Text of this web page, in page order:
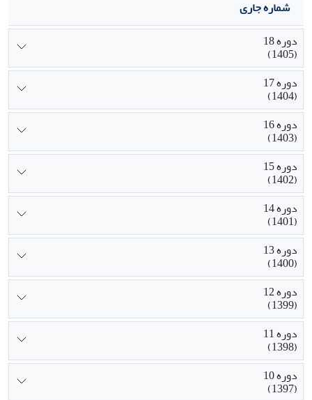
شماره جاری
دوره 18
(1405)
دوره 17
(1404)
دوره 16
(1403)
دوره 15
(1402)
دوره 14
(1401)
دوره 13
(1400)
دوره 12
(1399)
دوره 11
(1398)
دوره 10
(1397)